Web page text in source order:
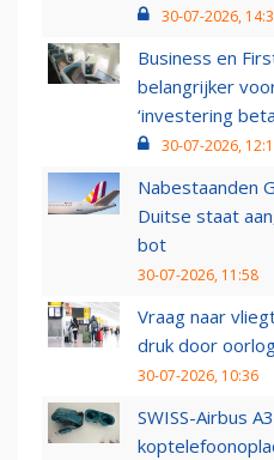
30-07-2026,
Business en
belangrijker
‘investering
30-07-2026,
Nabestaanden
Duitse staat
bot
30-07-2026, 11:58
Vraag naar
druk door
30-07-2026, 10:36
SWISS-Airbus